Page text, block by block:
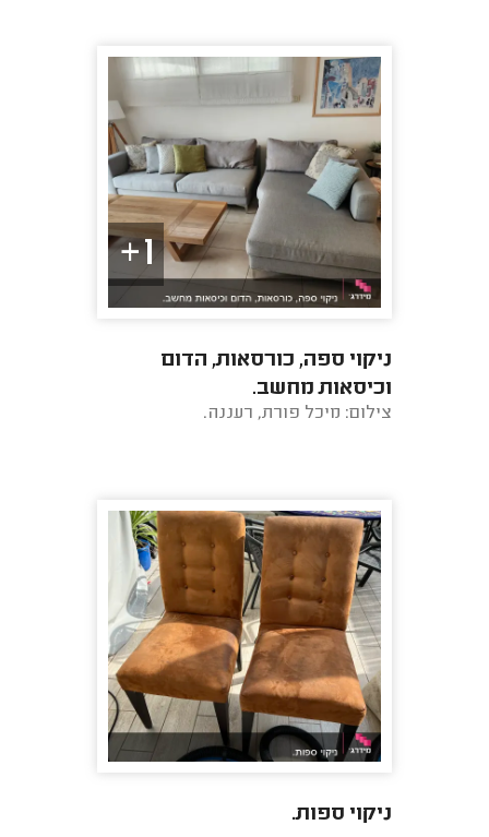
1+
ניקוי ספה, כורסאות, הדום
וכיסאות מחשב.
צילום: מיכל פורת, רעננה.
ניקוי ספות.